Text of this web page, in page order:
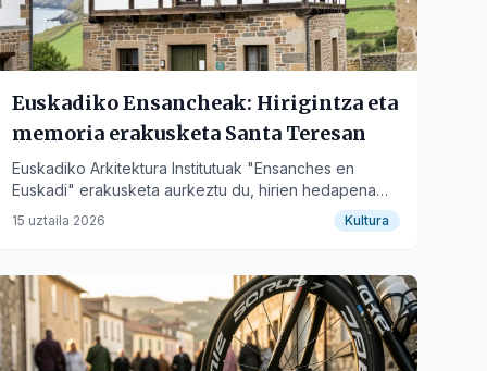
Euskadiko Ensancheak: Hirigintza eta
memoria erakusketa Santa Teresan
Euskadiko Arkitektura Institutuak "Ensanches en
Euskadi" erakusketa aurkeztu du, hirien hedapena
aztertuz eta Donostia, Bilbao eta Gasteizko
15 uztaila 2026 Kultura